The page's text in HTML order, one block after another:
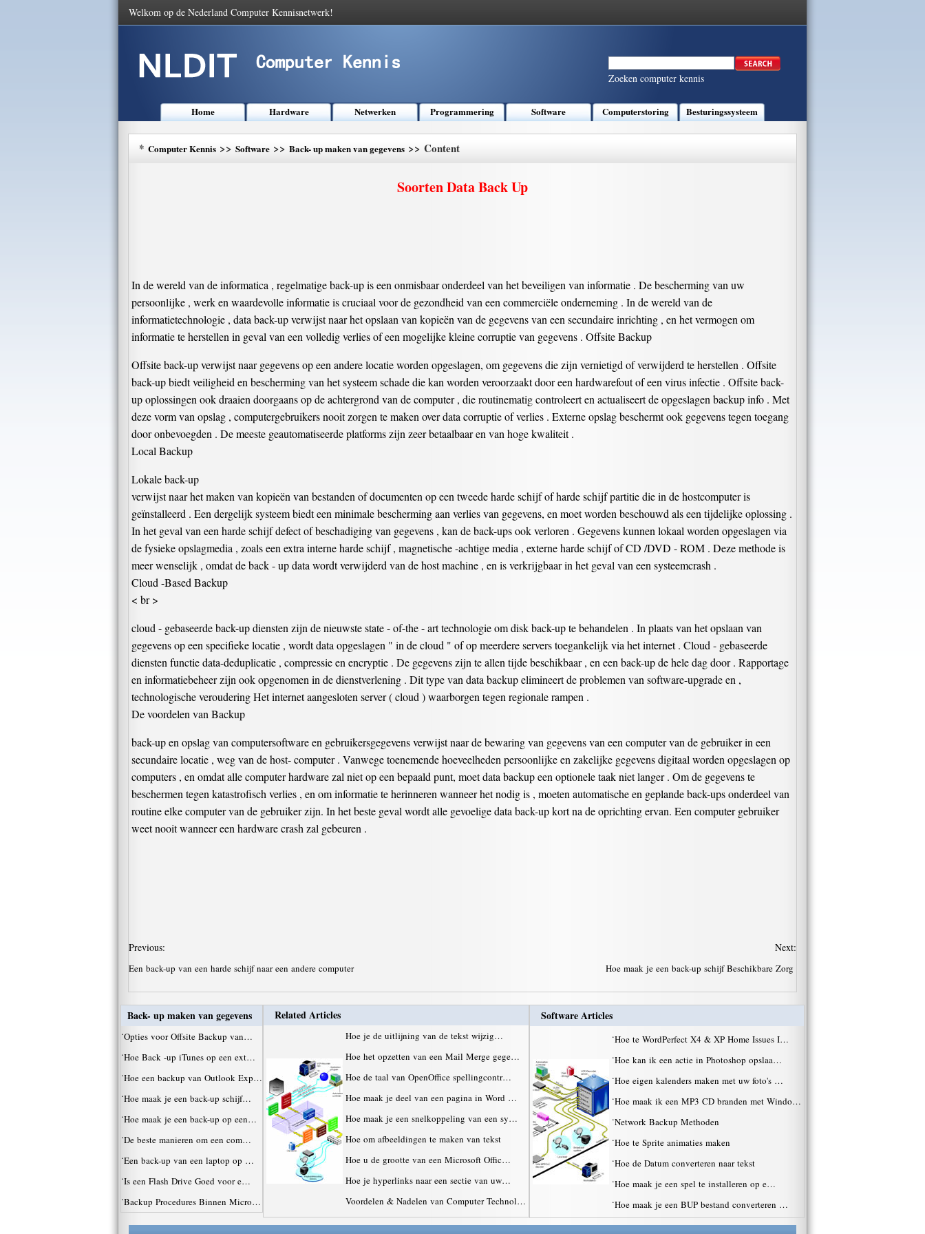
Welkom op de Nederland Computer Kennisnetwerk!
Zoeken computer kennis
Home Hardware Netwerken Programmering Software Computerstoring Besturingssysteem
* Computer Kennis >> Software >> Back- up maken van gegevens >> Content
Soorten Data Back Up
In de wereld van de informatica , regelmatige back-up is een onmisbaar onderdeel van het beveiligen van informatie . De bescherming van uw
persoonlijke , werk en waardevolle informatie is cruciaal voor de gezondheid van een commerciële onderneming . In de wereld van de
informatietechnologie , data back-up verwijst naar het opslaan van kopieën van de gegevens van een secundaire inrichting , en het vermogen om
informatie te herstellen in geval van een volledig verlies of een mogelijke kleine corruptie van gegevens . Offsite Backup
Offsite back-up verwijst naar gegevens op een andere locatie worden opgeslagen, om gegevens die zijn vernietigd of verwijderd te herstellen . Offsite
back-up biedt veiligheid en bescherming van het systeem schade die kan worden veroorzaakt door een hardwarefout of een virus infectie . Offsite back-
up oplossingen ook draaien doorgaans op de achtergrond van de computer , die routinematig controleert en actualiseert de opgeslagen backup info . Met
deze vorm van opslag , computergebruikers nooit zorgen te maken over data corruptie of verlies . Externe opslag beschermt ook gegevens tegen toegang
door onbevoegden . De meeste geautomatiseerde platforms zijn zeer betaalbaar en van hoge kwaliteit .
Local Backup
Lokale back-up
verwijst naar het maken van kopieën van bestanden of documenten op een tweede harde schijf of harde schijf partitie die in de hostcomputer is
geïnstalleerd . Een dergelijk systeem biedt een minimale bescherming aan verlies van gegevens, en moet worden beschouwd als een tijdelijke oplossing .
In het geval van een harde schijf defect of beschadiging van gegevens , kan de back-ups ook verloren . Gegevens kunnen lokaal worden opgeslagen via
de fysieke opslagmedia , zoals een extra interne harde schijf , magnetische -achtige media , externe harde schijf of CD /DVD - ROM . Deze methode is
meer wenselijk , omdat de back - up data wordt verwijderd van de host machine , en is verkrijgbaar in het geval van een systeemcrash .
Cloud -Based Backup
< br >
cloud - gebaseerde back-up diensten zijn de nieuwste state - of-the - art technologie om disk back-up te behandelen . In plaats van het opslaan van
gegevens op een specifieke locatie , wordt data opgeslagen " in de cloud " of op meerdere servers toegankelijk via het internet . Cloud - gebaseerde
diensten functie data-deduplicatie , compressie en encryptie . De gegevens zijn te allen tijde beschikbaar , en een back-up de hele dag door . Rapportage
en informatiebeheer zijn ook opgenomen in de dienstverlening . Dit type van data backup elimineert de problemen van software-upgrade en ,
technologische veroudering Het internet aangesloten server ( cloud ) waarborgen tegen regionale rampen .
De voordelen van Backup
back-up en opslag van computersoftware en gebruikersgegevens verwijst naar de bewaring van gegevens van een computer van de gebruiker in een
secundaire locatie , weg van de host- computer . Vanwege toenemende hoeveelheden persoonlijke en zakelijke gegevens digitaal worden opgeslagen op
computers , en omdat alle computer hardware zal niet op een bepaald punt, moet data backup een optionele taak niet langer . Om de gegevens te
beschermen tegen katastrofisch verlies , en om informatie te herinneren wanneer het nodig is , moeten automatische en geplande back-ups onderdeel van
routine elke computer van de gebruiker zijn. In het beste geval wordt alle gevoelige data back-up kort na de oprichting ervan. Een computer gebruiker
weet nooit wanneer een hardware crash zal gebeuren .
Previous:
Een back-up van een harde schijf naar een andere computer
Next:
Hoe maak je een back-up schijf Beschikbare Zorg
Back- up maken van gegevens
·Opties voor Offsite Backup van…
·Hoe Back -up iTunes op een ext…
·Hoe een backup van Outlook Exp…
·Hoe maak je een back-up schijf…
·Hoe maak je een back-up op een…
·De beste manieren om een ​​com…
·Een back-up van een laptop op …
·Is een Flash Drive Goed voor e…
·Backup Procedures Binnen Micro…
Related Articles
Hoe je de uitlijning van de tekst wijzig…
Hoe het opzetten van een Mail Merge gege…
Hoe de taal van OpenOffice spellingcontr…
Hoe maak je deel van een pagina in Word …
Hoe maak je een snelkoppeling van een sy…
Hoe om afbeeldingen te maken van tekst
Hoe u de grootte van een Microsoft Offic…
Hoe je hyperlinks naar een sectie van uw…
Voordelen & Nadelen van Computer Technol…
Software Articles
·Hoe te WordPerfect X4 & XP Home Issues I…
·Hoe kan ik een actie in Photoshop opslaa…
·Hoe eigen kalenders maken met uw foto's …
·Hoe maak ik een MP3 CD branden met Windo…
·Network Backup Methoden
·Hoe te Sprite animaties maken
·Hoe de Datum converteren naar tekst
·Hoe maak je een spel te installeren op e…
·Hoe maak je een BUP bestand converteren …